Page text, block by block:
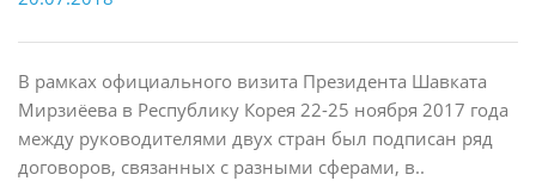
В рамках официального визита Президента Шавката
Мирзиёева в Республику Корея 22-25 ноября 2017 года
между руководителями двух стран был подписан ряд
договоров, связанных с разными сферами, в..